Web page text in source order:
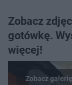
Zobacz
gotówkę.
więcej!